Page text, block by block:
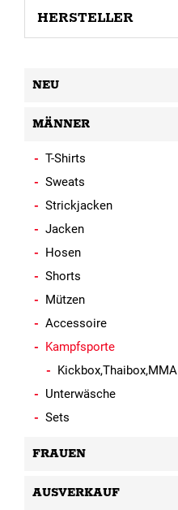
HERSTELLER
NEU
MÄNNER
T-Shirts
Sweats
Strickjacken
Jacken
Hosen
Shorts
Mützen
Accessoire
Kampfsporte
Kickbox,Thaibox,MMA
Unterwäsche
Sets
FRAUEN
AUSVERKAUF